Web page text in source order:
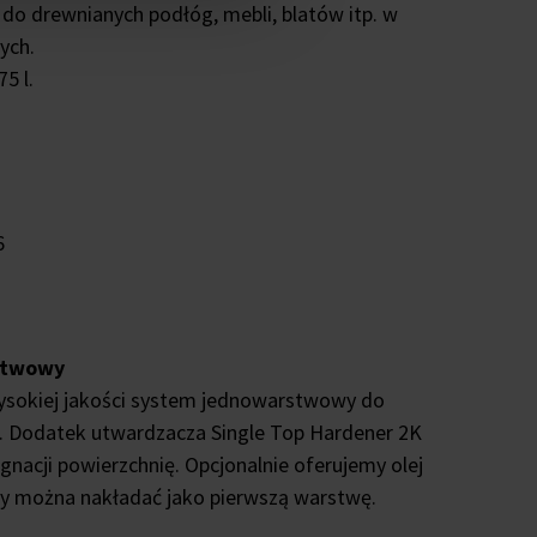
drewnianych podłóg, mebli, blatów itp. w
l.
jakości system jednowarstwowy do
utwardzacza Single Top Hardener 2K
powierzchnię. Opcjonalnie oferujemy olej
można nakładać jako pierwszą warstwę.